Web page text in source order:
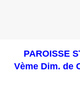
PAROISSE
Vème Dim. de